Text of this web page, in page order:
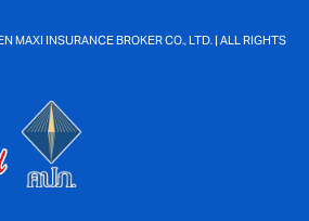
MAXI INSURANCE BROKER CO., LTD. | ALL RIGHTS